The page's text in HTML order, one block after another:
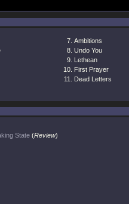
Ambitions
Undo You
Lethean
First Prayer
Dead Letters
State (Review)